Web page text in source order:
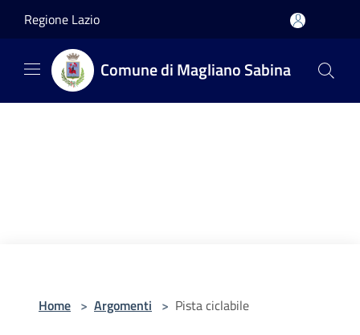
Regione Lazio
Comune di Magliano Sabina
Home > Argomenti > Pista ciclabile